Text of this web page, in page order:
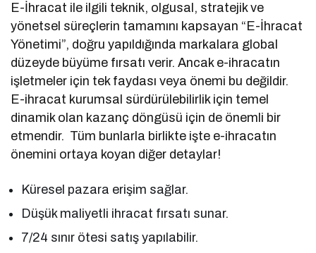
E-İhracat ile ilgili teknik, olgusal, stratejik ve
yönetsel süreçlerin tamamını kapsayan “E-İhracat
Yönetimi”, doğru yapıldığında markalara global
düzeyde büyüme fırsatı verir. Ancak e-ihracatın
işletmeler için tek faydası veya önemi bu değildir.
E-ihracat kurumsal sürdürülebilirlik için temel
dinamik olan kazanç döngüsü için de önemli bir
etmendir. Tüm bunlarla birlikte işte e-ihracatın
önemini ortaya koyan diğer detaylar!
Küresel pazara erişim sağlar.
Düşük maliyetli ihracat fırsatı sunar.
7/24 sınır ötesi satış yapılabilir.